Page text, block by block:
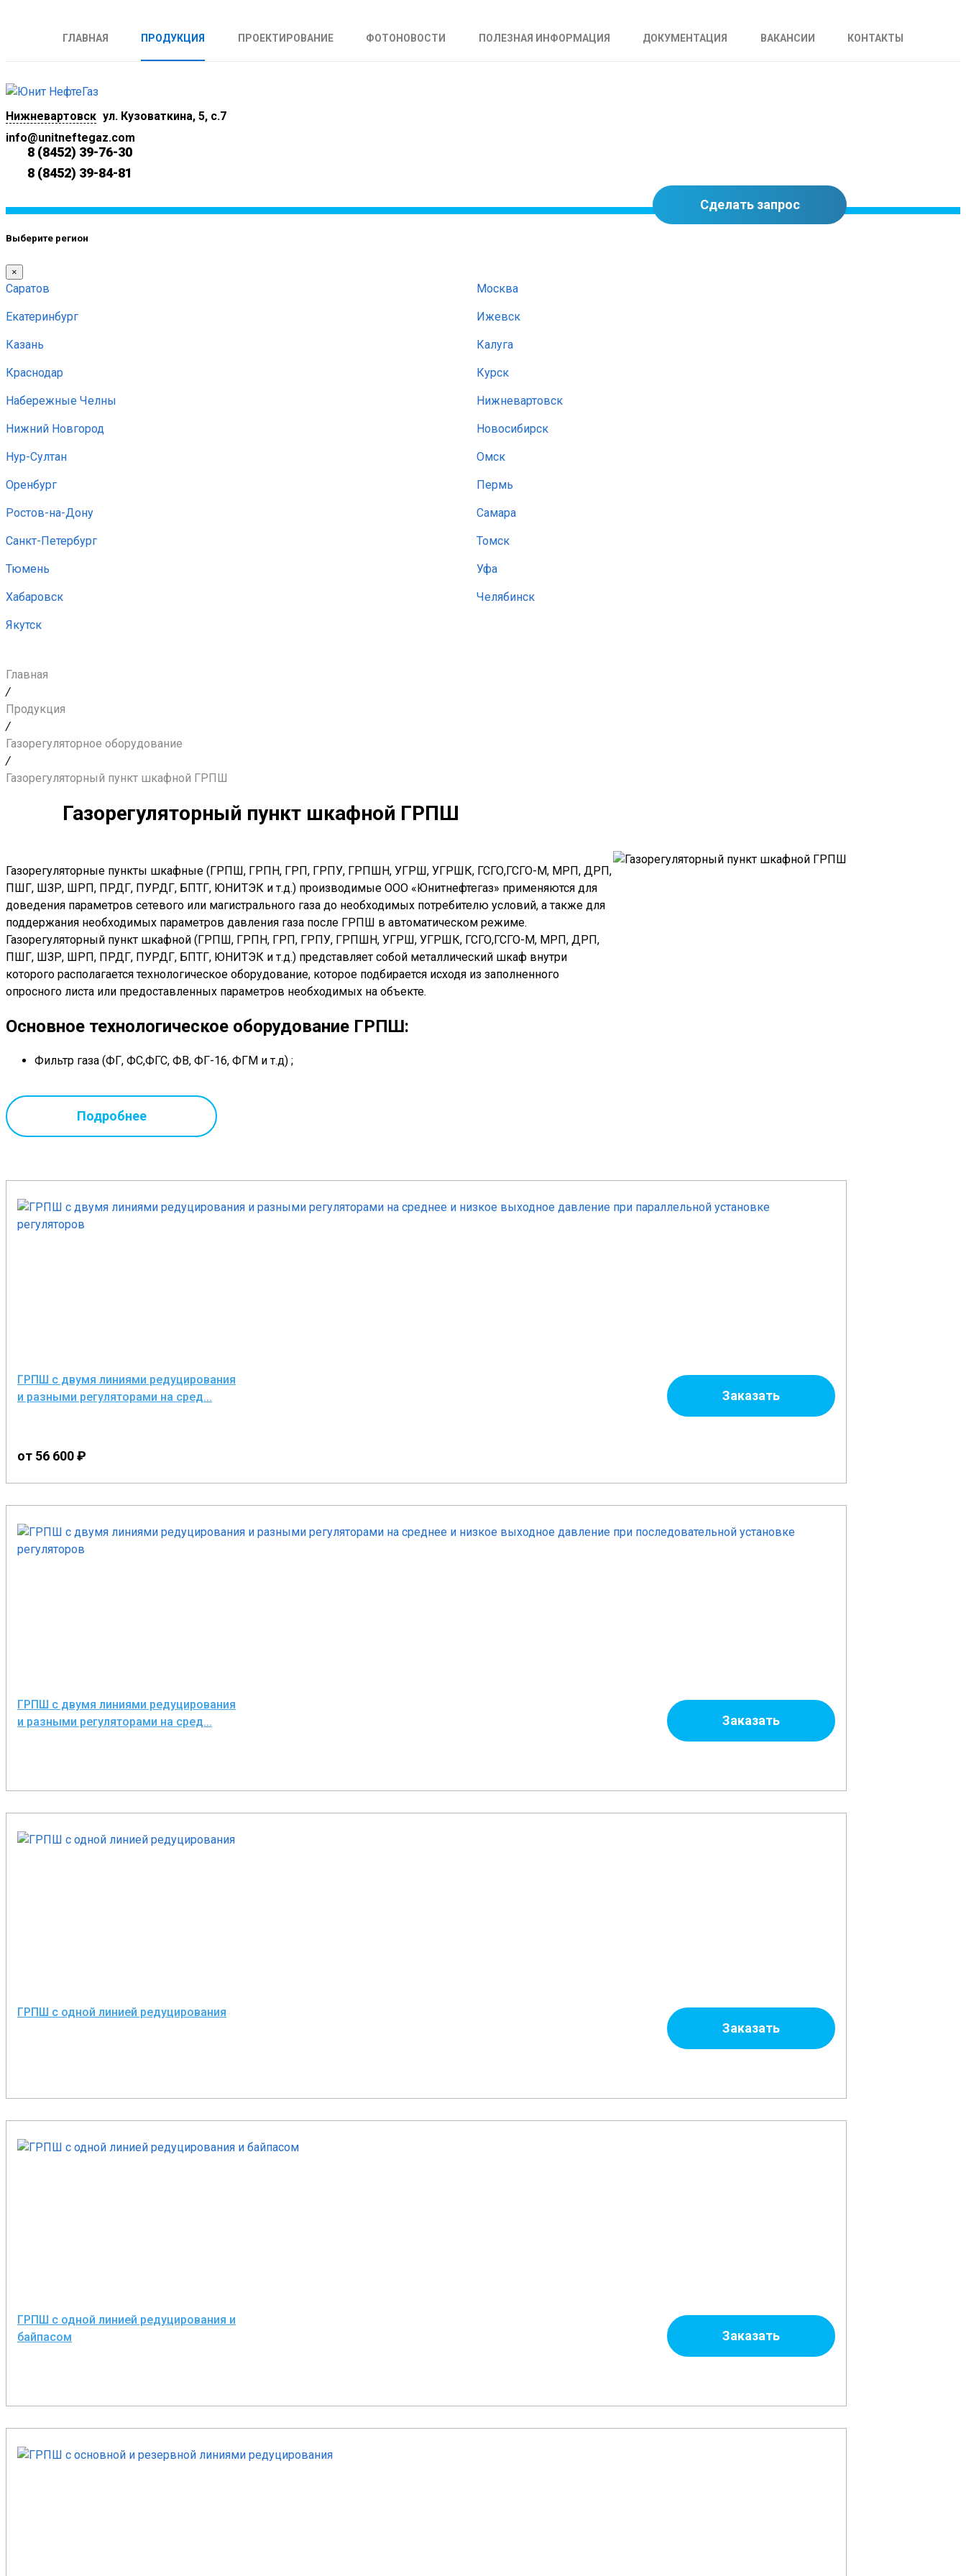
ГЛАВНАЯ ПРОДУКЦИЯ ПРОЕКТИРОВАНИЕ ФОТОНОВОСТИ ПОЛЕЗНАЯ ИНФОРМАЦИЯ ДОКУМЕНТАЦИЯ ВАКАНСИИ КОНТАКТЫ
Нижневартовск ул. Кузоваткина, 5, с.7
info@unitneftegaz.com
8 (8452) 39-76-30
8 (8452) 39-84-81
Сделать запрос
Выберите регион
×
Саратов Москва
Екатеринбург Ижевск
Казань Калуга
Краснодар Курск
Набережные Челны Нижневартовск
Нижний Новгород Новосибирск
Нур-Султан Омск
Оренбург Пермь
Ростов-на-Дону Самара
Санкт-Петербург Томск
Тюмень Уфа
Хабаровск Челябинск
Якутск
Главная
/
Продукция
/
Газорегуляторное оборудование
/
Газорегуляторный пункт шкафной ГРПШ
Газорегуляторный пункт шкафной ГРПШ
Газорегуляторные пункты шкафные (ГРПШ, ГРПН, ГРП, ГРПУ, ГРПШН, УГРШ, УГРШК, ГСГО,ГСГО-М, МРП, ДРП,
ПШГ, ШЗР, ШРП, ПРДГ, ПУРДГ, БПТГ, ЮНИТЭК и т.д.) производимые ООО «Юнитнефтегаз» применяются для
доведения параметров сетевого или магистрального газа до необходимых потребителю условий, а также для
поддержания необходимых параметров давления газа после ГРПШ в автоматическом режиме.
Газорегуляторный пункт шкафной (ГРПШ, ГРПН, ГРП, ГРПУ, ГРПШН, УГРШ, УГРШК, ГСГО,ГСГО-М, МРП, ДРП,
ПШГ, ШЗР, ШРП, ПРДГ, ПУРДГ, БПТГ, ЮНИТЭК и т.д.) представляет собой металлический шкаф внутри
которого располагается технологическое оборудование, которое подбирается исходя из заполненного
опросного листа или предоставленных параметров необходимых на объекте.
Основное технологическое оборудование ГРПШ:
Фильтр газа (ФГ, ФС,ФГС, ФВ, ФГ-16, ФГМ и т.д) ;
Запорные, предохранительные, защитные устройства (ПЗК, КПЗ, EVP и т.д
Узел учета расхода газа (СГ-ЭКВз, КИ-СТГ, Ирвис и т.д.);
С одной линией редуцирования БЕЗ байпаса;
С основной и резервной линиями редуцирования;
одним потребителем "Зима-Лето»);
С несколькими линиями редуцирования и несколькими выходами при параллельном подключении
С несколькими линиями редуцирования и несколькими регуляторами расхода газа (РДНК, РДСК, РДГ,
РДБК, РДУК, РДП, Madas, Tartarini, Petro Fiorentini, GazTech и т. д.) и одним выходом при последовательном
системой телеметрии (передача данных по параметрам шкафа на удаленный диспетчерский пульт) или
Телемеханики (удаленное управление работой ГРПШ)
У1 по ГОСТ 15150-69;
Подробнее
ГРПШ с двумя линиями редуцирования
и разными регуляторами на сред...
от 56 600 ₽
Заказать
ГРПШ с двумя линиями редуцирования
и разными регуляторами на сред...
Заказать
ГРПШ с одной линией редуцирования
Заказать
ГРПШ с одной линией редуцирования и
байпасом
Заказать